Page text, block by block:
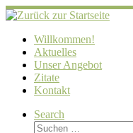
Zum
Inhalt
springenWillkommen!
Aktuelles
Unser Angebot
Zitate
Kontakt
Search
Suche